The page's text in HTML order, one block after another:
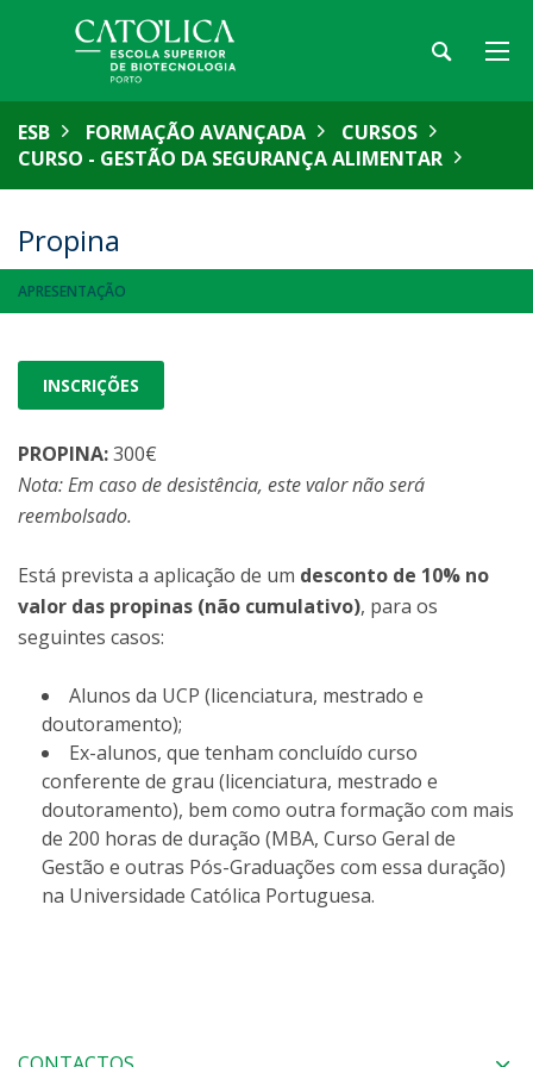
ESB FORMAÇÃO AVANÇADA
CURSOS
CURSO - GESTÃO DA SEGURANÇA ALIMENTAR
Propina
APRESENTAÇÃO
INSCRIÇÕES
PROPINA:300€
Nota: Em caso de desistência, este valor não será
reembolsado.
Está prevista a aplicação de um desconto de 10% no
valor das propinas (não cumulativo), para os
seguintes casos:
Alunos da UCP (licenciatura, mestrado e
doutoramento);
Ex-alunos, que tenham concluído curso
conferente de grau (licenciatura, mestrado e
doutoramento), bem como outra formação com mais
de 200 horas de duração (MBA, Curso Geral de
Gestão e outras Pós-Graduações com essa duração)
na Universidade Católica Portuguesa.